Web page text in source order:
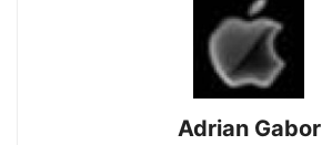
Adrian Gabor